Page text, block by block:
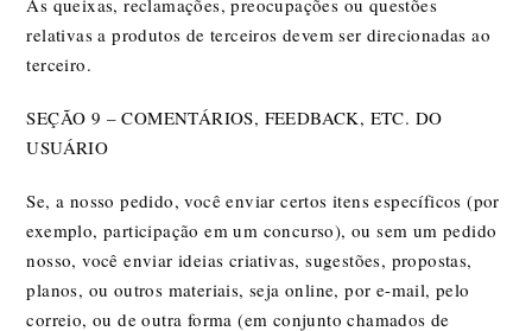
As queixas, reclamações, preocupações ou questões
relativas a produtos de terceiros devem ser direcionadas ao
terceiro.
SEÇÃO 9 – COMENTÁRIOS, FEEDBACK, ETC. DO
USUÁRIO
Se, a nosso pedido, você enviar certos itens específicos (por
exemplo, participação em um concurso), ou sem um pedido
nosso, você enviar ideias criativas, sugestões, propostas,
planos, ou outros materiais, seja online, por e-mail, pelo
correio, ou de outra forma (em conjunto chamados de